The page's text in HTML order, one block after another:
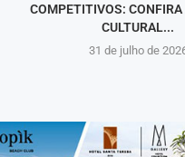
COMPETITIVOS: CONFIRA
CULTURAL...
31 de julho de